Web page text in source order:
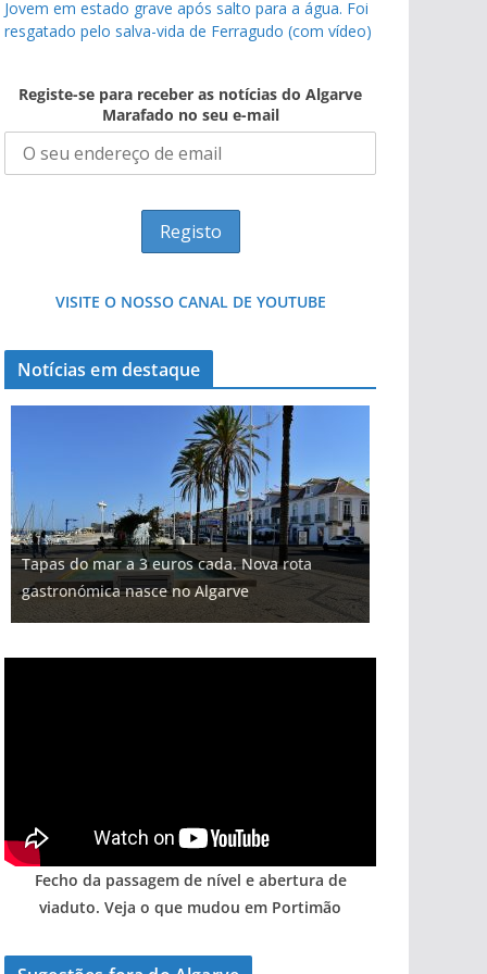
Jovem em estado grave após salto para a água. Foi
resgatado pelo salva-vida de Ferragudo (com vídeo)
Registe-se para receber as notícias do Algarve
Marafado no seu e-mail
VISITE O NOSSO CANAL DE YOUTUBE
Notícias em destaque
Tapas do mar a 3 euros cada. Nova rota
gastronómica nasce no Algarve
Fecho da passagem de nível e abertura de
viaduto. Veja o que mudou em Portimão